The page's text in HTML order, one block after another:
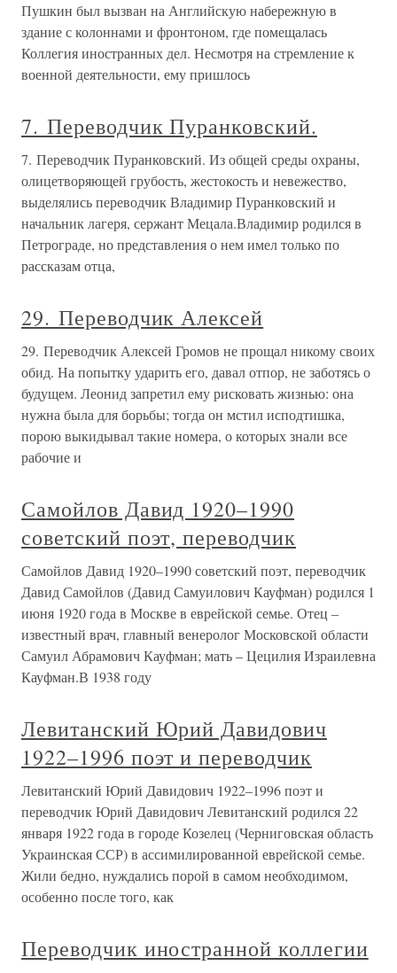
Пушкин был вызван на Английскую набережную в
здание с колоннами и фронтоном, где помещалась
Коллегия иностранных дел. Несмотря на стремление к
военной деятельности, ему пришлось
7. Переводчик Пуранковский.
7. Переводчик Пуранковский. Из общей среды охраны,
олицетворяющей грубость, жестокость и невежество,
выделялись переводчик Владимир Пуранковский и
начальник лагеря, сержант Мецала.Владимир родился в
Петрограде, но представления о нем имел только по
рассказам отца,
29. Переводчик Алексей
29. Переводчик Алексей Громов не прощал никому своих
обид. На попытку ударить его, давал отпор, не заботясь о
будущем. Леонид запретил ему рисковать жизнью: она
нужна была для борьбы; тогда он мстил исподтишка,
порою выкидывал такие номера, о которых знали все
рабочие и
Самойлов Давид 1920–1990
советский поэт, переводчик
Самойлов Давид 1920–1990 советский поэт, переводчик
Давид Самойлов (Давид Самуилович Кауфман) родился 1
июня 1920 года в Москве в еврейской семье. Отец –
известный врач, главный венеролог Московской области
Самуил Абрамович Кауфман; мать – Цецилия Израилевна
Кауфман.В 1938 году
Левитанский Юрий Давидович
1922–1996 поэт и переводчик
Левитанский Юрий Давидович 1922–1996 поэт и
переводчик Юрий Давидович Левитанский родился 22
января 1922 года в городе Козелец (Черниговская область
Украинская ССР) в ассимилированной еврейской семье.
Жили бедно, нуждались порой в самом необходимом,
особенно после того, как
Переводчик иностранной коллегии